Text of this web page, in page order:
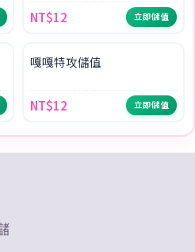
NT$12 立即儲值
嘎嘎特攻儲值
NT$12 立即儲值